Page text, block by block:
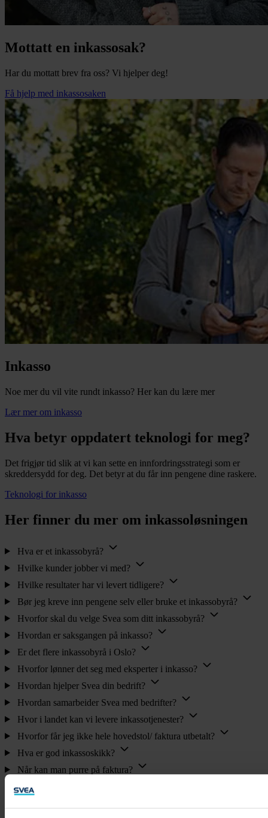
Mottatt en inkassosak?
Har du mottatt brev fra oss? Vi hjelper deg!
Få hjelp med inkassosaken
Inkasso
Noe mer du vil vite rundt inkasso? Her kan du lære mer
Lær mer om inkasso
Hva betyr oppdatert teknologi for meg?
Det frigjør tid slik at vi kan sette en innfordringsstrategi som er
skreddersydd for deg. Det betyr at du får inn pengene dine raskere.
Teknologi for inkasso
Her finner du mer om inkassoløsningen
Hva er et inkassobyrå?
Hvilke kunder jobber vi med?
Hvilke resultater har vi levert tidligere?
Bør jeg kreve inn pengene selv eller bruke et inkassobyrå?
Hvorfor skal du velge Svea som ditt inkassobyrå?
Hvordan er saksgangen på inkasso?
Er det flere inkassobyrå i Oslo?
Hvorfor lønner det seg med eksperter i inkasso?
Hvordan hjelper Svea din bedrift?
Hvordan samarbeider Svea med bedrifter?
Hvor i landet kan vi levere inkassotjenester?
Hvorfor får jeg ikke hele hovedstol/ faktura utbetalt?
Hva er god inkassoskikk?
Når kan man purre på faktura?
Hvordan velge best mulig inkassoløsning?